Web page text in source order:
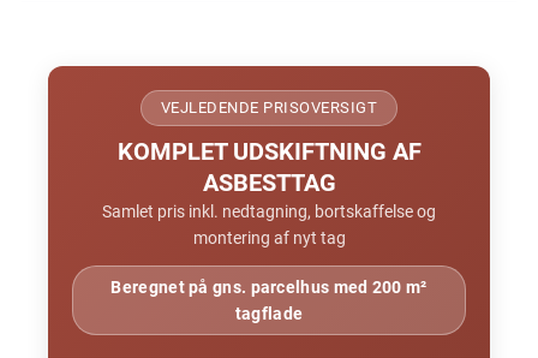
VEJLEDENDE PRISOVERSIGT
KOMPLET UDSKIFTNING AF
ASBESTTAG
Samlet pris inkl. nedtagning, bortskaffelse og
montering af nyt tag
Beregnet på gns. parcelhus med 200 m²
tagflade